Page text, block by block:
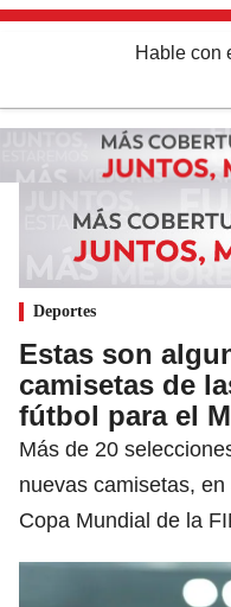
Hable con
Deportes
Estas son
camisetas de
fútbol para el
Más de 20
nuevas camisetas,
Copa Mundial de la